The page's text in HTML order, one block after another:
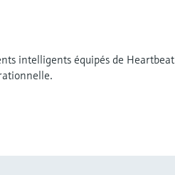
intelligents équipés de Heartbeat